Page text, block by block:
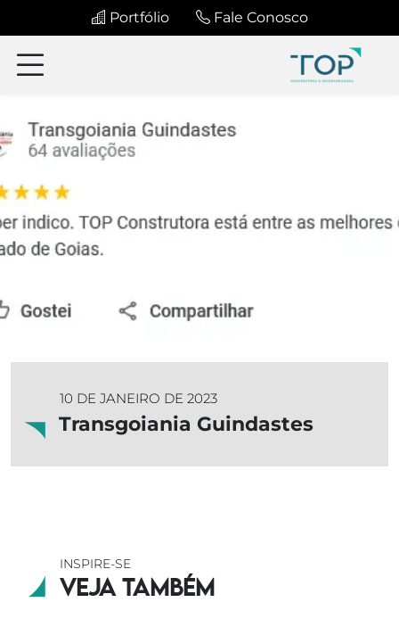
Portfólio Fale Conosco
10 DE JANEIRO DE 2023
Transgoiania Guindastes
INSPIRE-SE
Veja também